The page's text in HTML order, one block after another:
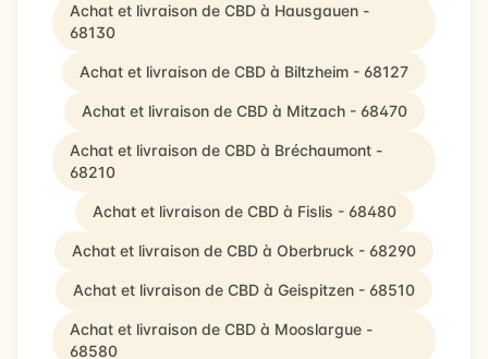
Achat et livraison de CBD à Hausgauen -
68130
Achat et livraison de CBD à Biltzheim - 68127
Achat et livraison de CBD à Mitzach - 68470
Achat et livraison de CBD à Bréchaumont -
68210
Achat et livraison de CBD à Fislis - 68480
Achat et livraison de CBD à Oberbruck - 68290
Achat et livraison de CBD à Geispitzen - 68510
Achat et livraison de CBD à Mooslargue -
68580